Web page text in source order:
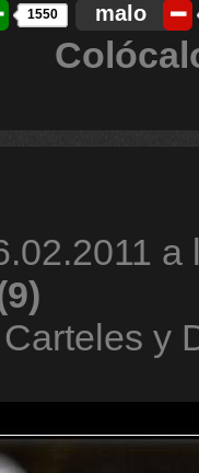
1550 malo
a
y